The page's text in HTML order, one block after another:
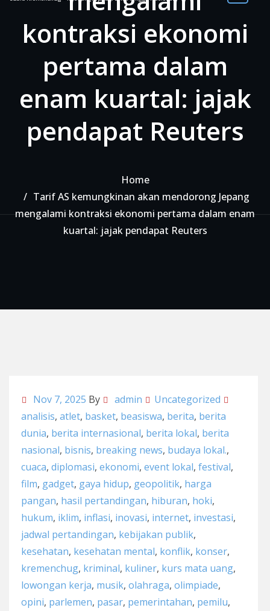
kontraksi ekonomi
pertama dalam
enam kuartal: jajak
pendapat Reuters
Home
Tarif AS kemungkinan akan mendorong Jepang
mengalami kontraksi ekonomi pertama dalam enam
kuartal: jajak pendapat Reuters
Nov 7, 2025 By admin
Uncategorized
analisis, atlet, basket, beasiswa, berita, berita
dunia, berita internasional, berita lokal, berita
nasional, bisnis, breaking news, budaya lokal.,
cuaca, diplomasi, ekonomi, event lokal, festival,
film, gadget, gaya hidup, geopolitik, harga
pangan, hasil pertandingan, hiburan, hoki,
hukum, iklim, inflasi, inovasi, internet, investasi,
jadwal pertandingan, kebijakan publik,
kesehatan, kesehatan mental, konflik, konser,
kremenchug, kriminal, kuliner, kurs mata uang,
lowongan kerja, musik, olahraga, olimpiade,
opini, parlemen, pasar, pemerintahan, pemilu,